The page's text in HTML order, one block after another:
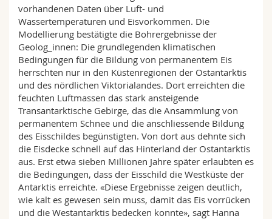
vorhandenen Daten über Luft- und
Wassertemperaturen und Eisvorkommen. Die
Modellierung bestätigte die Bohrergebnisse der
Geolog_innen: Die grundlegenden klimatischen
Bedingungen für die Bildung von permanentem Eis
herrschten nur in den Küstenregionen der Ostantarktis
und des nördlichen Viktorialandes. Dort erreichten die
feuchten Luftmassen das stark ansteigende
Transantarktische Gebirge, das die Ansammlung von
permanentem Schnee und die anschliessende Bildung
des Eisschildes begünstigten. Von dort aus dehnte sich
die Eisdecke schnell auf das Hinterland der Ostantarktis
aus. Erst etwa sieben Millionen Jahre später erlaubten es
die Bedingungen, dass der Eisschild die Westküste der
Antarktis erreichte. «Diese Ergebnisse zeigen deutlich,
wie kalt es gewesen sein muss, damit das Eis vorrücken
und die Westantarktis bedecken konnte», sagt Hanna